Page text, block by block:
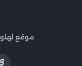
موقع